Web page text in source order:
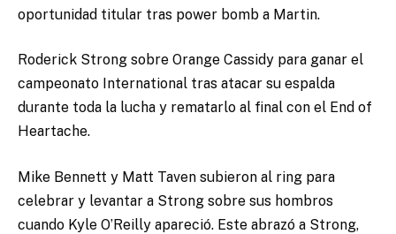
oportunidad titular tras power bomb a Martin.
Roderick Strong sobre Orange Cassidy para ganar el
campeonato International tras atacar su espalda
durante toda la lucha y rematarlo al final con el End of
Heartache.
Mike Bennett y Matt Taven subieron al ring para
celebrar y levantar a Strong sobre sus hombros
cuando Kyle O’Reilly apareció. Este abrazó a Strong,